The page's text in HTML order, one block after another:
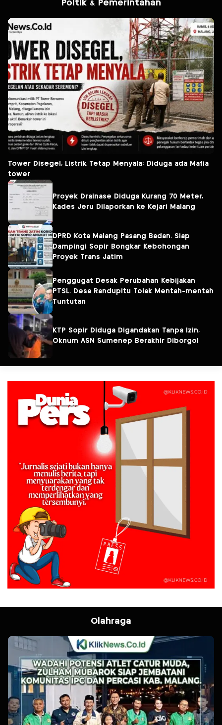
Poltik & Pemerintahan
Tower Disegel, Listrik Tetap Menyala: Diduga ada Mafia
tower
Proyek Drainase Diduga Kurang 70 Meter,
Kades Jeru Dilaporkan ke Kejari Malang
DPRD Kota Malang Pasang Badan, Siap
Dampingi Sopir Bongkar Kebohongan
Proyek Trans Jatim
Penggugat Desak Perubahan Kebijakan
PTSL, Desa Randupitu Tolak Mentah-mentah
Tuntutan
KTP Sopir Diduga Digandakan Tanpa Izin,
Oknum ASN Sumenep Berakhir Diborgol
Olahraga